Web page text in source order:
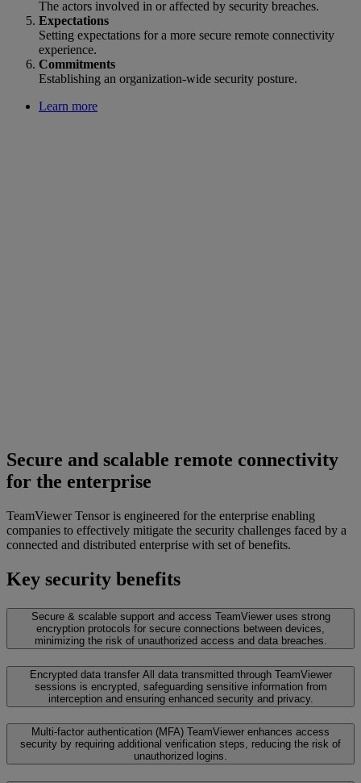
The actors involved in or affected by security breaches.
Expectations
Setting expectations for a more secure remote connectivity
experience.
Commitments
Establishing an organization-wide security posture.
Learn more
Secure and scalable remote connectivity
for the enterprise
TeamViewer Tensor is engineered for the enterprise enabling
companies to effectively mitigate the security challenges faced by a
connected and distributed enterprise with set of benefits.
Key security benefits
Secure & scalable support and access TeamViewer uses strong
encryption protocols for secure connections between devices,
minimizing the risk of unauthorized access and data breaches.
Encrypted data transfer All data transmitted through TeamViewer
sessions is encrypted, safeguarding sensitive information from
interception and ensuring enhanced security and privacy.
Multi-factor authentication (MFA) TeamViewer enhances access
security by requiring additional verification steps, reducing the risk of
unauthorized logins.